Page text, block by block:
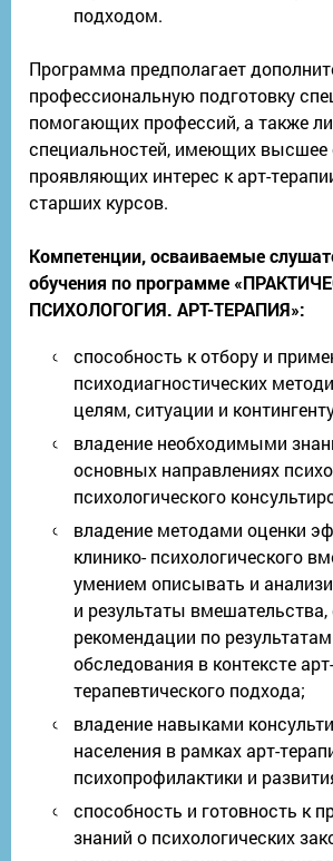
подходом.
Программа предполагает
профессиональную подготовку
помогающих профессий, а также
специальностей, имеющих высшее
проявляющих интерес к арт-
старших курсов.
Компетенции, осваиваемые
обучения по программе
ПСИХОЛОГОГИЯ. АРТ-ТЕРАПИЯ»:
способность к отбору и
психодиагностических
целям, ситуации и
владение необходимыми
основных направлениях
психологического
владение методами оценки
клинико- психологического
умением описывать и
и результаты
рекомендации по
обследования в контексте арт-
терапевтического подхода;
владение навыками
населения в рамках арт-
психопрофилактики и
способность и готовность к
знаний о психологических